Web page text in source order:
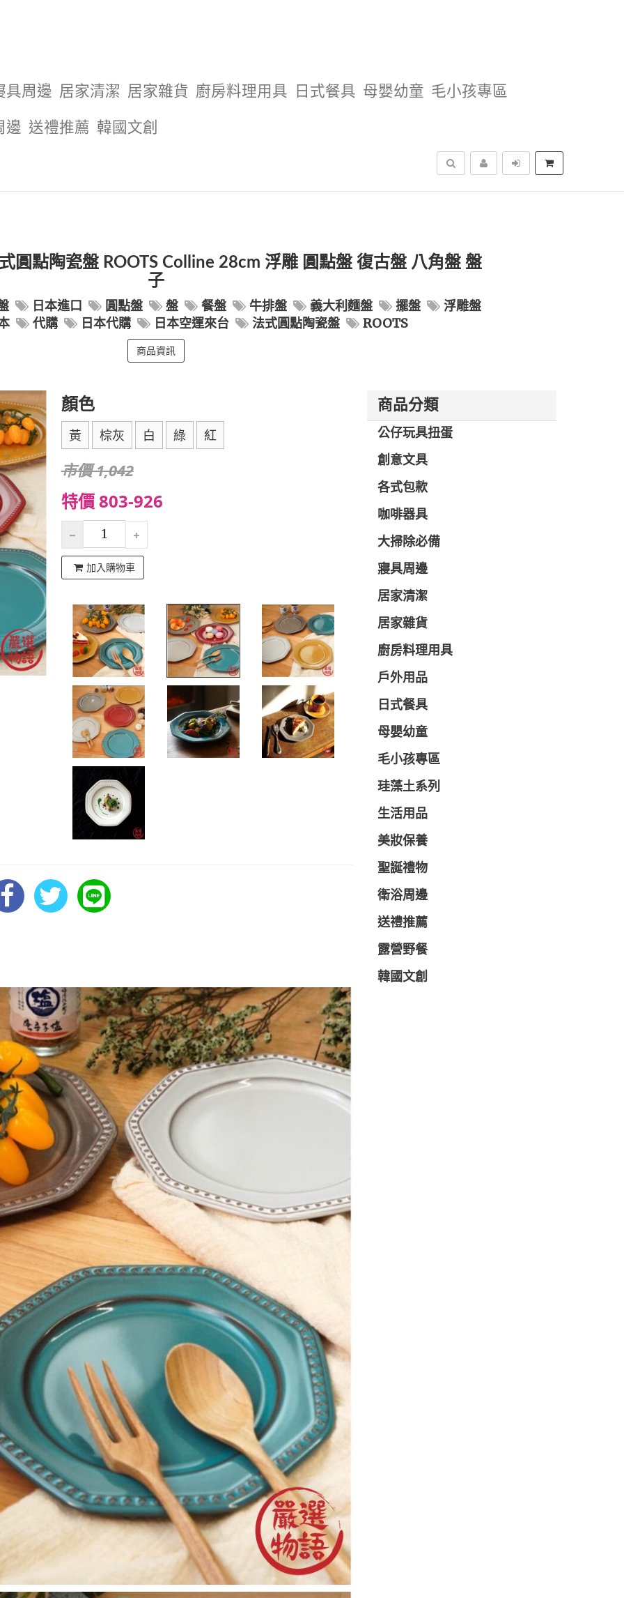
具周邊 居家清潔 居家雜貨 廚房料理用具 日式餐具 母嬰幼童 毛小孩專區
邊 送禮推薦 韓國文創
搜尋
圓點陶瓷盤 ROOTS Colline 28cm 浮雕 圓點盤 復古盤 八角盤 盤
子
日本進口 圓點盤 盤 餐盤 牛排盤 義大利麵盤 擺盤
浮雕盤
代購 日本代購 日本空運來台 法式圓點陶瓷盤 ROOTS
商品資訊
顏色
黃 棕灰 白 綠 紅
市價 1,042
特價 803-926
加入購物車
商品分類
公仔玩具扭蛋
創意文具
各式包款
咖啡器具
大掃除必備
寢具周邊
居家清潔
居家雜貨
廚房料理用具
戶外用品
日式餐具
母嬰幼童
毛小孩專區
珪藻土系列
生活用品
美妝保養
聖誕禮物
衛浴周邊
送禮推薦
露營野餐
韓國文創